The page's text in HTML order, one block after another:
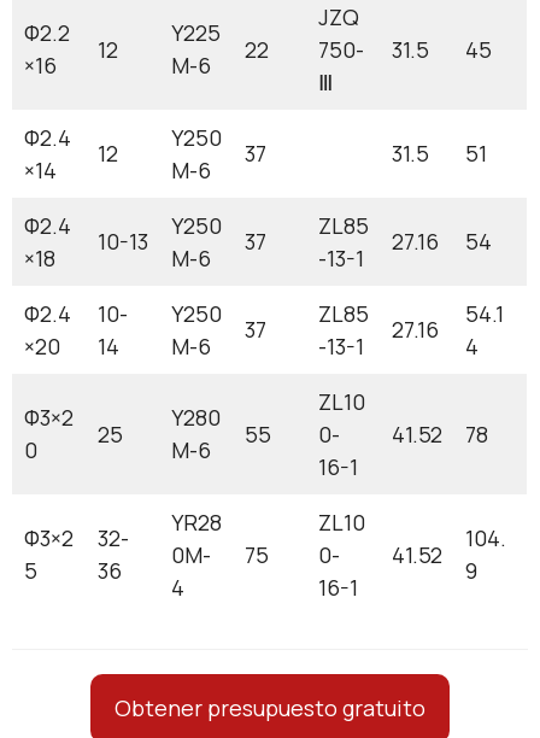
Ф2.2
×16
12
Y225
M-6
22
JZQ
750-
Ⅲ
31.5 45
Ф2.4
×14
12
Y250
M-6
37 31.5 51
Ф2.4
×18
10-13
Y250
M-6
37
ZL85
-13-1
27.16 54
Ф2.4
×20
10-
14
Y250
M-6
37
ZL85
-13-1
27.16
54.1
4
Ф3×2
0
25
Y280
M-6
55
ZL10
0-
16-1
41.52 78
Ф3×2
5
32-
36
YR28
0M-
4
75
ZL10
0-
16-1
41.52
104.
9
Obtener presupuesto gratuito